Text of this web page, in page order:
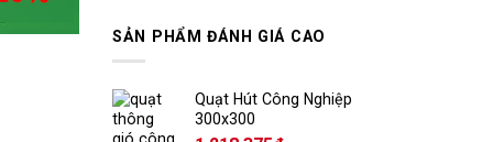
SẢN PHẨM ĐÁNH GIÁ CAO
Quạt Hút Công Nghiệp
300x300